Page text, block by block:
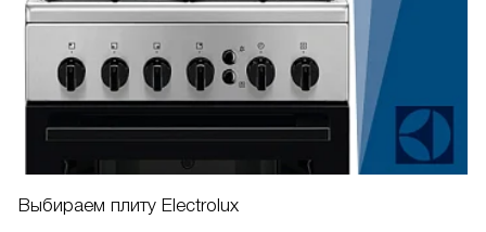
Выбираем плиту Electrolux